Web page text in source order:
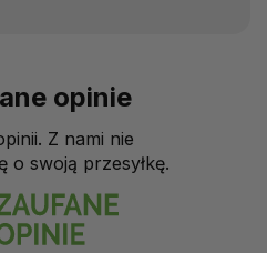
opinie
Z nami nie
o swoją przesyłkę.